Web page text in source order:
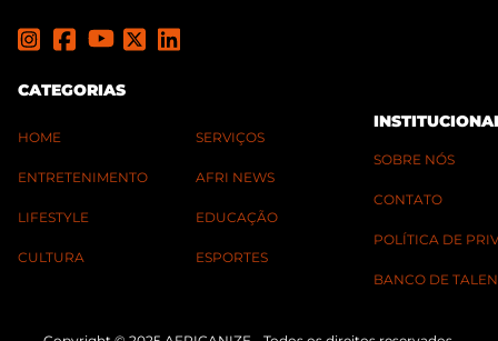
CATEGORIAS
HOME
ENTRETENIMENTO
LIFESTYLE
CULTURA
SERVIÇOS
AFRI NEWS
EDUCAÇÃO
ESPORTES
SOBRE NÓS
CONTATO
POLÍTICA DE
BANCO DE